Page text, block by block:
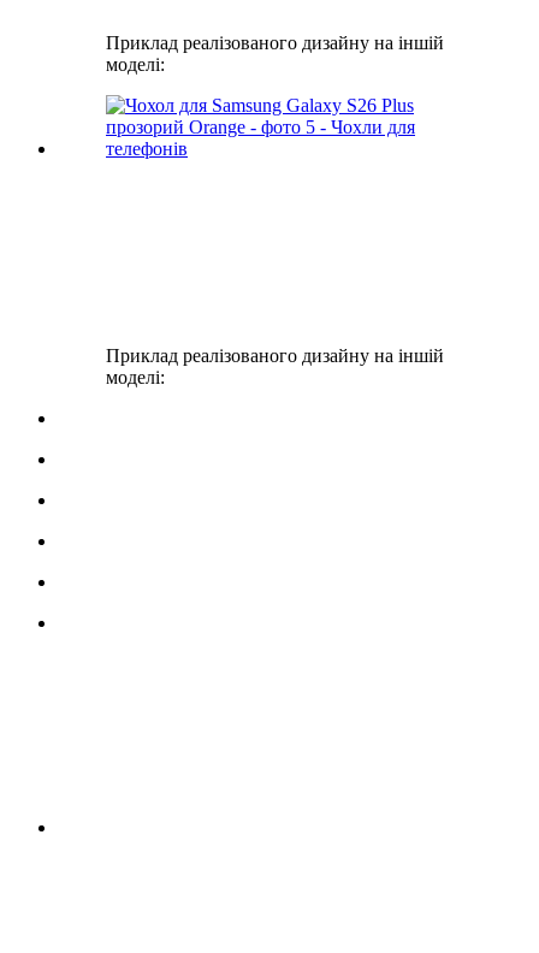
Приклад реалізованого дизайну на іншій
моделі:
Приклад реалізованого дизайну на іншій
моделі: